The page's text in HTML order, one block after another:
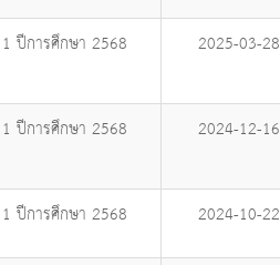
ปีการศึกษา 2568
2025-03-28
ปีการศึกษา 2568
2024-12-16
ปีการศึกษา 2568 2024-10-22